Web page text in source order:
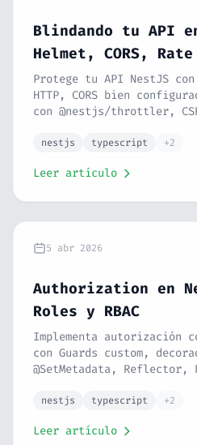
Blindando tu API
Helmet, CORS,
Protege tu API NestJS
HTTP, CORS bien
con @nestjs/throttler,
comunes. Seguridad
nestjs typescript +2
Leer artículo
5 abr 2026
Authorization en
Roles y RBAC
Implementa autorización
con Guards custom,
@SetMetadata, Reflector,
tipado. Autorización
nestjs typescript +2
Leer artículo